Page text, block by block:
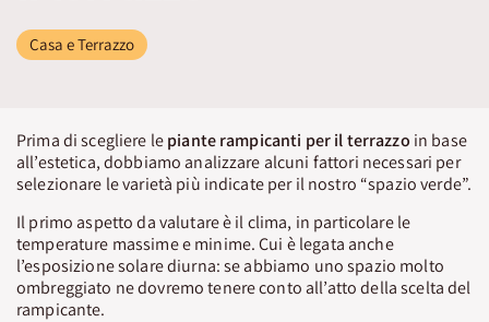
Casa e Terrazzo
Prima di scegliere lepiante rampicanti per il terrazzo in base
all’estetica, dobbiamo analizzare alcuni fattori necessari per
selezionare le varietà più indicate per il nostro “spazio verde”.
Il primo aspetto da valutare è il clima, in particolare le
temperature massime e minime. Cui è legata anche
l’esposizione solare diurna: se abbiamo uno spazio molto
ombreggiato ne dovremo tenere conto all’atto della scelta del
rampicante.